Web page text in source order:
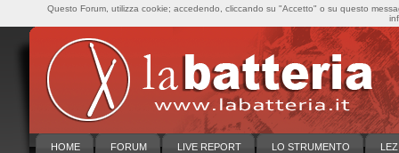
HOME FORUM LIVE REPORT LO STRUMENTO
Questo Forum, utilizza cookie; accedendo, cliccando su "Accetto" o su questo